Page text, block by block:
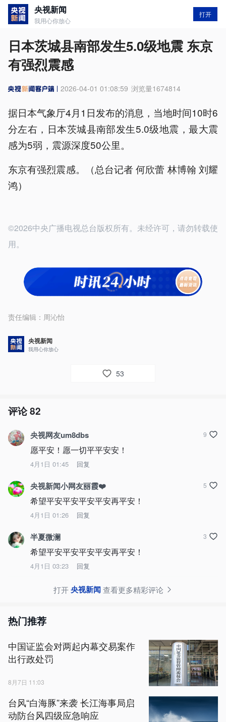
央视新闻
我用心你放心
打开
日本茨城县南部发生5.0级地震 东京
有强烈震感
2026-04-01 01:08:59 浏览量1674814
据日本气象厅4月1日发布的消息，当地时间10时6
分左右，日本茨城县南部发生5.0级地震，最大震
感为5弱，震源深度50公里。
东京有强烈震感。（总台记者 何欣蕾 林博翰 刘耀
鸿）
©2026中央广播电视总台版权所有。未经许可，请勿转载使
用。
责任编辑： 周沁怡
央视新闻
我用心你放心
53
评论82
央视网友um8dbs
愿平安！愿一切平平安安！
4月1日 01:45 回复
9
央视新闻小网友丽霞❤️
希望平安平安平安平安再平安！
4月1日 01:26 回复
5
半夏微澜
希望平安平安平安平安再平安！
4月1日 03:23 回复
3
打开央视新闻查看更多精彩评论
热门推荐
中国证监会对两起内幕交易案作
出行政处罚
8月7日 11:03
台风“白海豚”来袭 长江海事局启
动防台风四级应急响应